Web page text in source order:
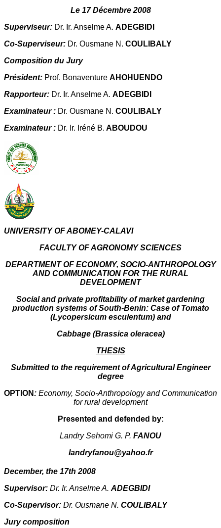
Le 17 Décembre 2008
Superviseur: Dr. Ir. Anselme A. ADEGBIDI
Co-Superviseur: Dr. Ousmane N. COULIBALY
Composition du Jury
Président: Prof. Bonaventure AHOHUENDO
Rapporteur: Dr. Ir. Anselme A. ADEGBIDI
Examinateur : Dr. Ousmane N. COULIBALY
Examinateur : Dr. Ir. Iréné B. ABOUDOU
UNIVERSITY OF ABOMEY-CALAVI
FACULTY OF AGRONOMY SCIENCES
DEPARTMENT OF ECONOMY, SOCIO-ANTHROPOLOGY
AND COMMUNICATION FOR THE RURAL
DEVELOPMENT
Social and private profitability of market gardening
production systems of South-Benin: Case of Tomato
(Lycopersicum esculentum) and
Cabbage (Brassica oleracea)
THESIS
Submitted to the requirement of Agricultural Engineer
degree
OPTION : Economy, Socio-Anthropology and Communication
for rural development
Presented and defended by:
Landry Sehomi G. P. FANOU
landryfanou@yahoo.fr
December, the 17th 2008
Supervisor: Dr. Ir. Anselme A. ADEGBIDI
Co-Supervisor: Dr. Ousmane N. COULIBALY
Jury composition